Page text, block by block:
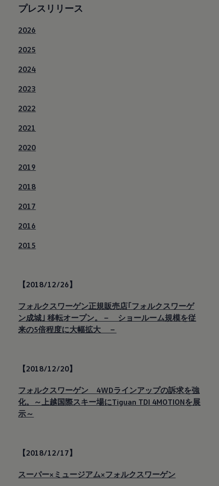
プレスリリース
2026
2025
2024
2023
2022
2021
2020
2019
2018
2017
2016
2015
【2018/12/26】
フォルクスワーゲン正規販売店｢フォルクスワーゲ
ン成城｣ 移転オープン。－ ショールーム規模を従
来の5倍程度に大幅拡大 －
【2018/12/20】
フォルクスワーゲン 4WDラインアップの訴求を強
化。～上越国際スキー場にTiguan TDI 4MOTIONを展
示～
【2018/12/17】
スーパー×ミュージアム×フォルクスワーゲン